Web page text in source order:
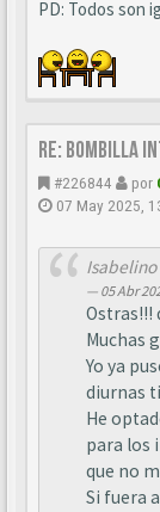
PD: Todos son
Re: BOMBILLA
#226844 por
07 May 2025,
Isabelino
05 Abr
Ostras!!!
Muchas
Yo ya
diurnas
He
para los
que no
Si fuera